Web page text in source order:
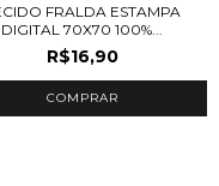
FRALDA ESTAMPA
DIGITAL 70X70 100%...
R$16,90
COMPRAR